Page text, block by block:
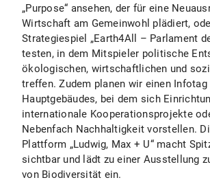
„Purpose“ ansehen, der für eine
Wirtschaft am Gemeinwohl plädiert,
Strategiespiel „Earth4All – Parlament
testen, in dem Mitspieler politische
ökologischen, wirtschaftlichen und
treffen. Zudem planen wir einen
Hauptgebäudes, bei dem sich
internationale Kooperationsprojekte
Nebenfach Nachhaltigkeit vorstellen.
Plattform „Ludwig, Max + U“ macht
sichtbar und lädt zu einer Ausstellung
von Biodiversität ein.